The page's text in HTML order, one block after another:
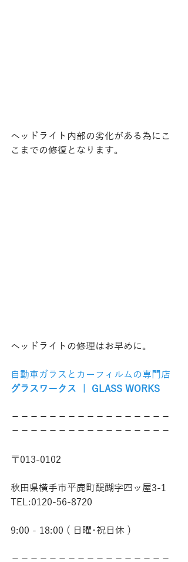
ヘッドライト内部の劣化がある為にこ
こまでの修復となります。
ヘッドライトの修理はお早めに。
自動車ガラスとカーフィルムの専門店
グラスワークス ｜ GLASS WORKS
−−−−−−−−−−−−−−−−−
−−−−−−−−−−−−−−−−−
〒013-0102
秋田県横手市平鹿町醍醐字四ッ屋3-1
TEL:0120-56-8720
9:00 - 18:00 ( 日曜･祝日休 )
−−−−−−−−−−−−−−−−−